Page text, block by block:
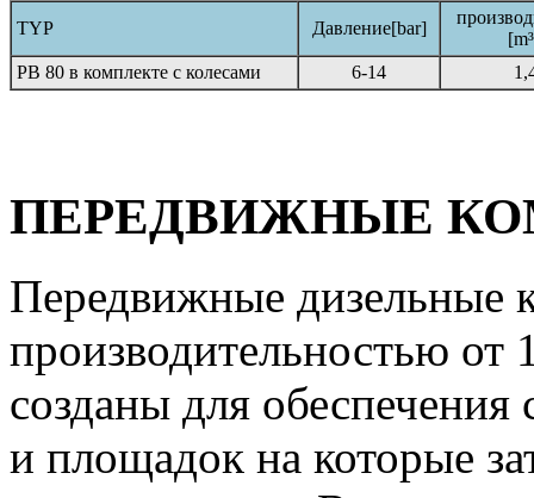
TYP Давление[bar]
PВ 80 в комплекте с колесами
6-14
ПЕРЕДВИЖНЫЕ
Передвижные дизельные
производительностью
созданы для
и площадок на которые